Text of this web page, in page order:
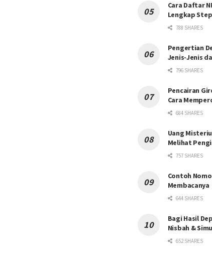
Cara Daftar
Lengkap
788 SHARES
Pengertian
Jenis-Jenis
796 SHARES
Pencairan
Cara
684 SHARES
Uang
Melihat
757 SHARES
Contoh
Membacanya
644 SHARES
Bagi Hasil
Nisbah &
652 SHARES